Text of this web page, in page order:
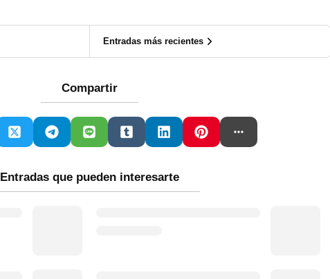
Entradas más recientes
Compartir
Entradas que pueden interesarte